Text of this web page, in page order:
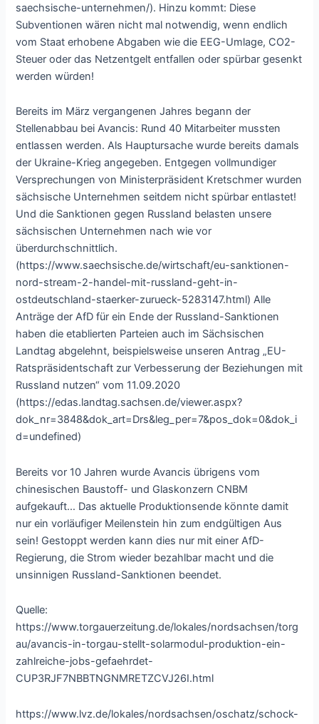
saechsische-unternehmen/). Hinzu kommt: Diese
Subventionen wären nicht mal notwendig, wenn endlich
vom Staat erhobene Abgaben wie die EEG-Umlage, CO2-
Steuer oder das Netzentgelt entfallen oder spürbar gesenkt
werden würden!
Bereits im März vergangenen Jahres begann der
Stellenabbau bei Avancis: Rund 40 Mitarbeiter mussten
entlassen werden. Als Hauptursache wurde bereits damals
der Ukraine-Krieg angegeben. Entgegen vollmundiger
Versprechungen von Ministerpräsident Kretschmer wurden
sächsische Unternehmen seitdem nicht spürbar entlastet!
Und die Sanktionen gegen Russland belasten unsere
sächsischen Unternehmen nach wie vor
überdurchschnittlich.
(https://www.saechsische.de/wirtschaft/eu-sanktionen-
nord-stream-2-handel-mit-russland-geht-in-
ostdeutschland-staerker-zurueck-5283147.html) Alle
Anträge der AfD für ein Ende der Russland-Sanktionen
haben die etablierten Parteien auch im Sächsischen
Landtag abgelehnt, beispielsweise unseren Antrag „EU-
Ratspräsidentschaft zur Verbesserung der Beziehungen mit
Russland nutzen“ vom 11.09.2020
(https://edas.landtag.sachsen.de/viewer.aspx?
dok_nr=3848&dok_art=Drs&leg_per=7&pos_dok=0&dok_i
d=undefined)
Bereits vor 10 Jahren wurde Avancis übrigens vom
chinesischen Baustoff- und Glaskonzern CNBM
aufgekauft… Das aktuelle Produktionsende könnte damit
nur ein vorläufiger Meilenstein hin zum endgültigen Aus
sein! Gestoppt werden kann dies nur mit einer AfD-
Regierung, die Strom wieder bezahlbar macht und die
unsinnigen Russland-Sanktionen beendet.
Quelle:
https://www.torgauerzeitung.de/lokales/nordsachsen/torg
au/avancis-in-torgau-stellt-solarmodul-produktion-ein-
zahlreiche-jobs-gefaehrdet-
CUP3RJF7NBBTNGNMRETZCVJ26I.html
https://www.lvz.de/lokales/nordsachsen/oschatz/schock-